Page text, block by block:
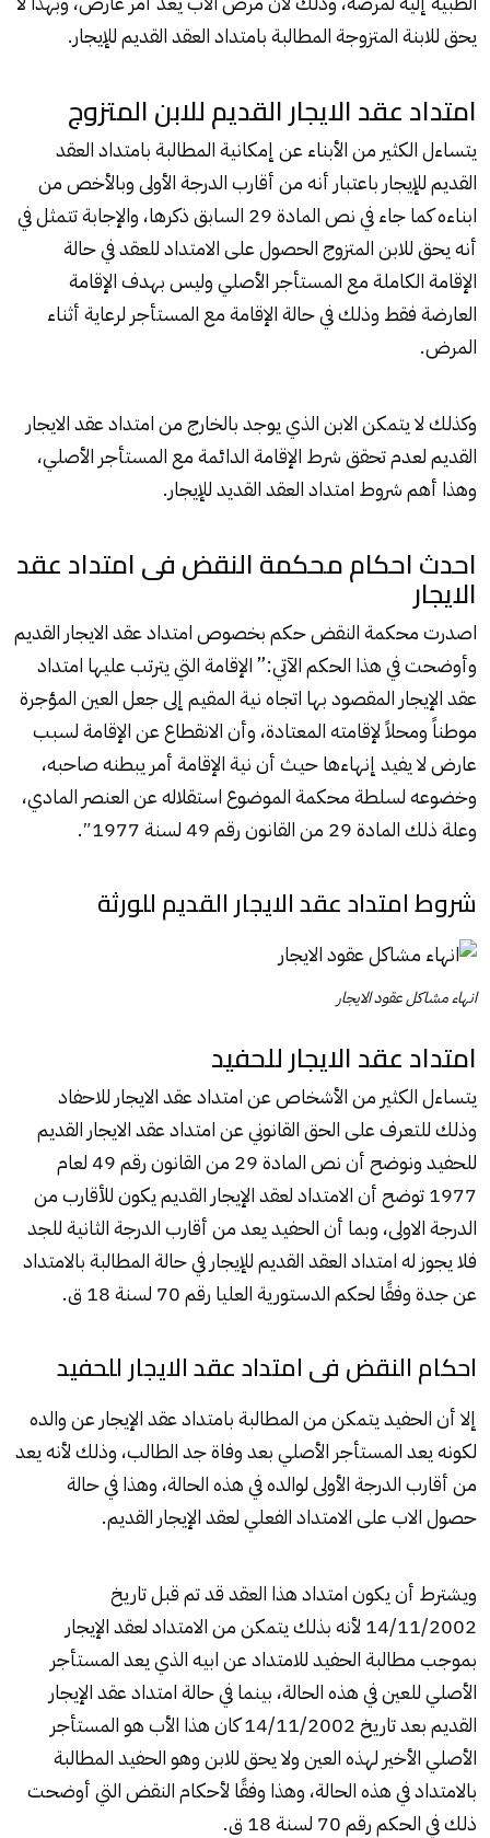
يحق للابنة المتزوجة المطالبة بامتداد العقد القديم للإيجار.
امتداد عقد الايجار القديم للابن المتزوج
يتساءل الكثير من الأبناء عن إمكانية المطالبة بامتداد العقد
القديم للإيجار باعتبار أنه من أقارب الدرجة الأولى وبالأخص من
ابناءه كما جاء في نص المادة 29 السابق ذكرها، والإجابة تتمثل في
أنه يحق للابن المتزوج الحصول على الامتداد للعقد في حالة
الإقامة الكاملة مع المستأجر الأصلي وليس بهدف الإقامة
العارضة فقط وذلك في حالة الإقامة مع المستأجر لرعاية أثناء
المرض.
وكذلك لا يتمكن الابن الذي يوجد بالخارج من امتداد عقد الايجار
القديم لعدم تحقق شرط الإقامة الدائمة مع المستأجر الأصلي،
وهذا أهم شروط امتداد العقد القديد للإيجار.
احدث احكام محكمة النقض فى امتداد عقد
الايجار
اصدرت محكمة النقض حكم بخصوص امتداد عقد الايجار القديم
وأوضحت في هذا الحكم الآتي:” الإقامة التي يترتب عليها امتداد
عقد الإيجار المقصود بها اتجاه نية المقيم إلى جعل العين المؤجرة
موطناً ومحلاً لإقامته المعتادة، وأن الانقطاع عن الإقامة لسبب
عارض لا يفيد إنهاءها حيث أن نية الإقامة أمر يبطنه صاحبه،
وخضوعه لسلطة محكمة الموضوع استقلاله عن العنصر المادي،
وعلة ذلك المادة 29 من القانون رقم 49 لسنة 1977″.
شروط امتداد عقد الايجار القديم للورثة
انهاء مشاكل عقود الايجار
امتداد عقد الايجار للحفيد
يتساءل الكثير من الأشخاص عن امتداد عقد الايجار للاحفاد
وذلك للتعرف على الحق القانوني عن امتداد عقد الايجار القديم
للحفيد ونوضح أن نص المادة 29 من القانون رقم 49 لعام
1977 توضح أن الامتداد لعقد الإيجار القديم يكون للأقارب من
الدرجة الاولى، وبما أن الحفيد يعد من أقارب الدرجة الثانية للجد
فلا يجوز له امتداد العقد القديم للإيجار في حالة المطالبة بالامتداد
عن جدة وفقًا لحكم الدستورية العليا رقم 70 لسنة 18 ق.
احكام النقض فى امتداد عقد الايجار للحفيد
إلا أن الحفيد يتمكن من المطالبة بامتداد عقد الإيجار عن والده
لكونه يعد المستأجر الأصلي بعد وفاة جد الطالب، وذلك لأنه يعد
من أقارب الدرجة الأولى لوالده في هذه الحالة، وهذا في حالة
حصول الاب على الامتداد الفعلي لعقد الإيجار القديم.
ويشترط أن يكون امتداد هذا العقد قد تم قبل تاريخ
14/11/2002 لأنه بذلك يتمكن من الامتداد لعقد الإيجار
بموجب مطالبة الحفيد للامتداد عن ابيه الذي يعد المستأجر
الأصلي للعين في هذه الحالة، بينما في حالة امتداد عقد الإيجار
القديم بعد تاريخ 14/11/2002 كان هذا الأب هو المستأجر
الأصلي الأخير لهذه العين ولا يحق للابن وهو الحفيد المطالبة
بالامتداد في هذه الحالة، وهذا وفقًا لأحكام النقض التي أوضحت
ذلك في الحكم رقم 70 لسنة 18 ق.